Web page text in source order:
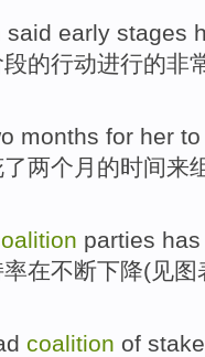
said early stages
段的行动进行的非
months for her to
两个 月 的时间来
parties
在不断下降(见图
coalition of